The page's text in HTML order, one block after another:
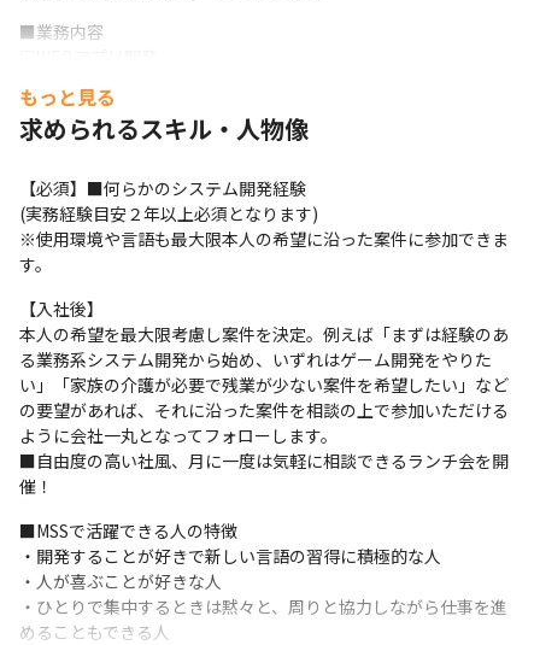
■業務内容
□車載アプリ開発
・顔認証アプリ（Objective-C、Java）
・飲食店検索アプリ（Swift、Kotlin）
・都市キャンペーンアプリ（Unity）
・町育成シミュレーションアプリ（Cocos2d-x、PHP）
・デジタルサイネージWebシステム（PHP、Java）
・メーカー向け営業支援システム（Objective-C）
その他多数
■開発チーム（2024年9月時点）
・１チーム　３～５名
・開発手法　アジャイルまたはウォーターホール
・コミュニケーションツール　Slack
■仕事の面白み
顧客との距離が近く、要望に応える責任感と達成感を感じられる
環境です。
またチームの平均年齢は30歳前後（2024年7月時点）と年齢の近
いメンバーと
協力しながら業務を進めることができます。
もっと見る
求められるスキル・人物像
【必須】■何らかのシステム開発経験
(実務経験目安２年以上必須となります)
※使用環境や言語も最大限本人の希望に沿った案件に参加できま
す。
【入社後】
本人の希望を最大限考慮し案件を決定。例えば「まずは経験のあ
る業務系システム開発から始め、いずれはゲーム開発をやりた
い」「家族の介護が必要で残業が少ない案件を希望したい」など
の要望があれば、それに沿った案件を相談の上で参加いただける
ように会社一丸となってフォローします。
■自由度の高い社風、月に一度は気軽に相談できるランチ会を開
催！
■MSSで活躍できる人の特徴
・開発することが好きで新しい言語の習得に積極的な人
・人が喜ぶことが好きな人
・ひとりで集中するときは黙々と、周りと協力しながら仕事を進
めることもできる人